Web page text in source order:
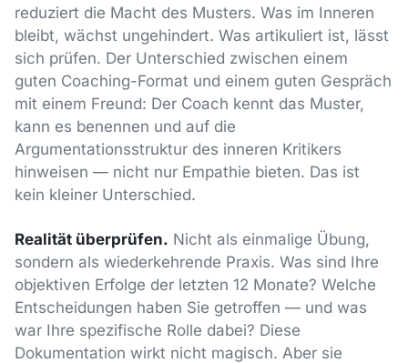
reduziert die Macht des Musters. Was im Inneren
bleibt, wächst ungehindert. Was artikuliert ist, lässt
sich prüfen. Der Unterschied zwischen einem
guten Coaching-Format und einem guten Gespräch
mit einem Freund: Der Coach kennt das Muster,
kann es benennen und auf die
Argumentationsstruktur des inneren Kritikers
hinweisen — nicht nur Empathie bieten. Das ist
kein kleiner Unterschied.
Realität überprüfen. Nicht als einmalige Übung,
sondern als wiederkehrende Praxis. Was sind Ihre
objektiven Erfolge der letzten 12 Monate? Welche
Entscheidungen haben Sie getroffen — und was
war Ihre spezifische Rolle dabei? Diese
Dokumentation wirkt nicht magisch. Aber sie